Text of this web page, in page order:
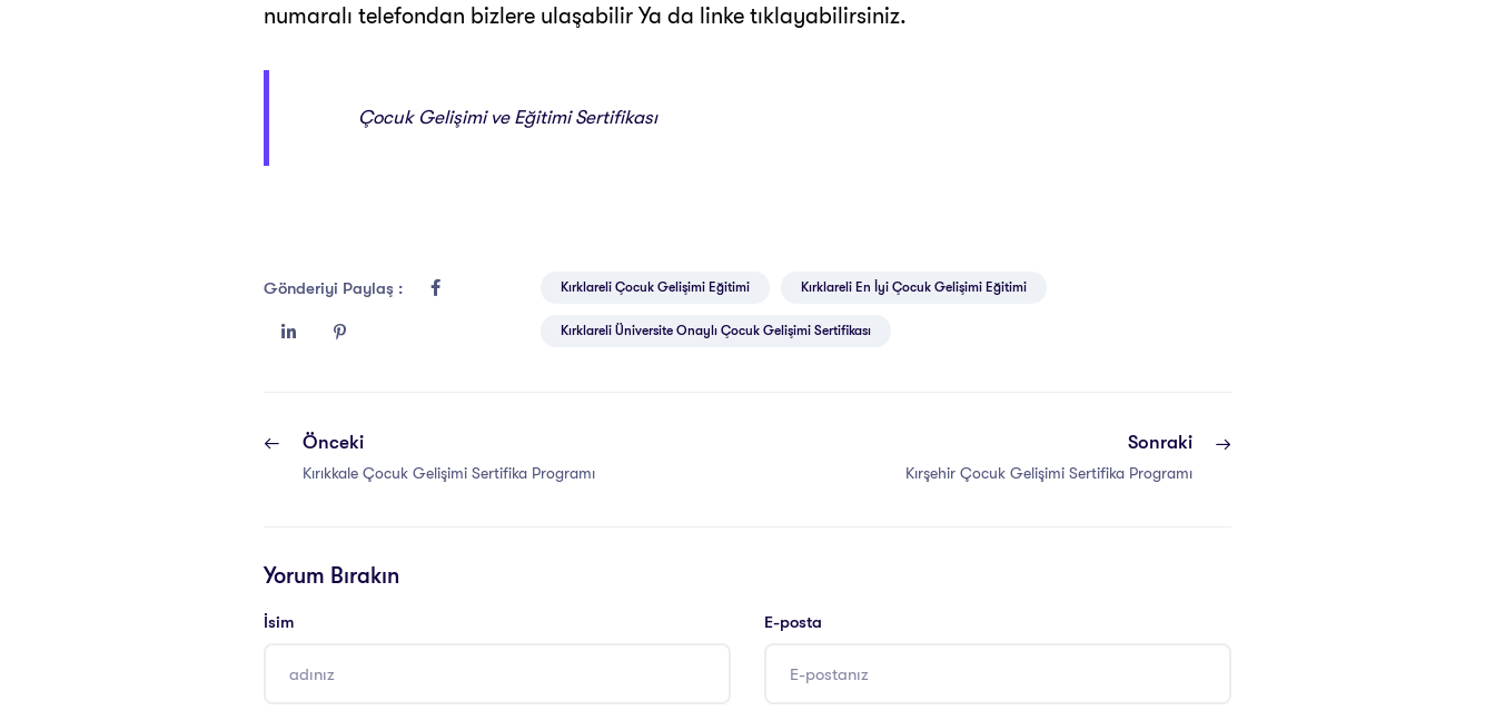
numaralı telefondan bizlere ulaşabilir Ya da linke tıklayabilirsiniz.
Çocuk Gelişimi ve Eğitimi Sertifikası
Gönderiyi Paylaş : Kırklareli Çocuk Gelişimi Eğitimi Kırklareli En İyi Çocuk Gelişimi Eğitimi
Kırklareli Üniversite Onaylı Çocuk Gelişimi Sertifikası
Önceki
Kırıkkale Çocuk Gelişimi Sertifika Programı
Sonraki
Kırşehir Çocuk Gelişimi Sertifika Programı
Yorum Bırakın
İsim E-posta